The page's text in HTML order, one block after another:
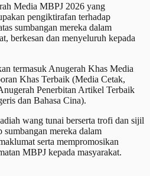
Media MBPJ 2026 yang
pengiktirafan terhadap
sumbangan mereka dalam
berkesan dan menyeluruh kepada
termasuk Anugerah Khas Media
Khas Terbaik (Media Cetak,
Penerbitan Artikel Terbaik
dan Bahasa Cina).
wang tunai berserta trofi dan sijil
sumbangan mereka dalam
serta mempromosikan
MBPJ kepada masyarakat.